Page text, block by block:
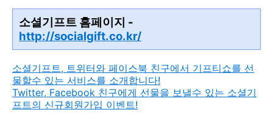
소셜기프트 홈페이지 -
http://socialgift.co.kr/
소셜기프트, 트위터와 페이스북 친구에서 기프티쇼를 선
물할수 있는 서비스를 소개합니다!
Twitter, Facebook 친구에게 선물을 보낼수 있는 소셜기
프트의 신규회원가입 이벤트!